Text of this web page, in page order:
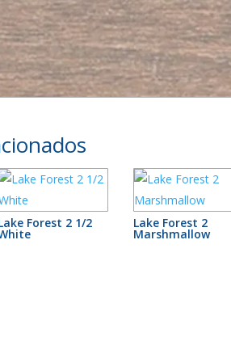
Forest 2 1/2 Lake Forest 2
Marshmallow